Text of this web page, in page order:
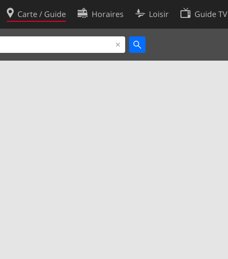
Carte / Guide Horaires Loisir Guide TV
Politique en matière de cookies
Préférences de cookies